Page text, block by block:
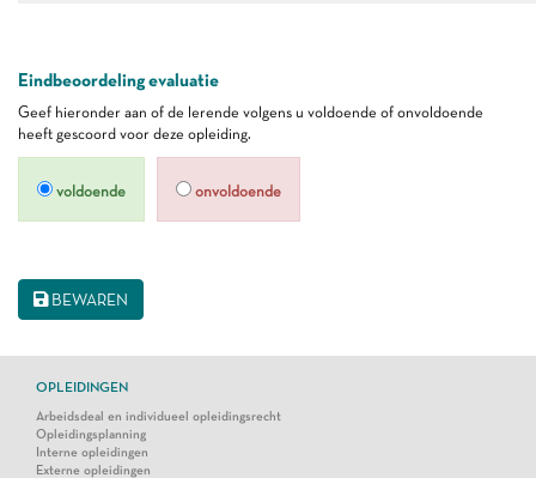
Eindbeoordeling evaluatie
Geef hieronder aan of de lerende volgens u voldoende of onvoldoende
heeft gescoord voor deze opleiding.
voldoende onvoldoende
BEWAREN
OPLEIDINGEN
Arbeidsdeal en individueel opleidingsrecht
Opleidingsplanning
Interne opleidingen
Externe opleidingen